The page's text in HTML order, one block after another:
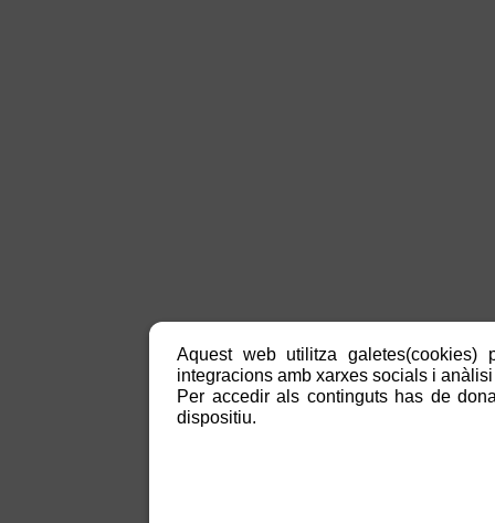
Aquest web utilitza
integracions amb xarxes socials i
Per accedir als continguts has de
dispositiu.